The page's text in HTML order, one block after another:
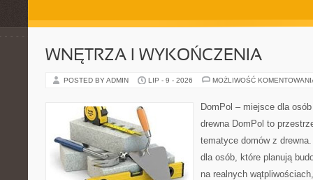
WNĘTRZA I WYKOŃCZENIA
POSTED BY ADMIN LIP - 9 - 2026 MOŻLIWOŚĆ
DomPol – miejsce dla
drewna DomPol to
tematyce domów z
dla osób, które planują
na realnych